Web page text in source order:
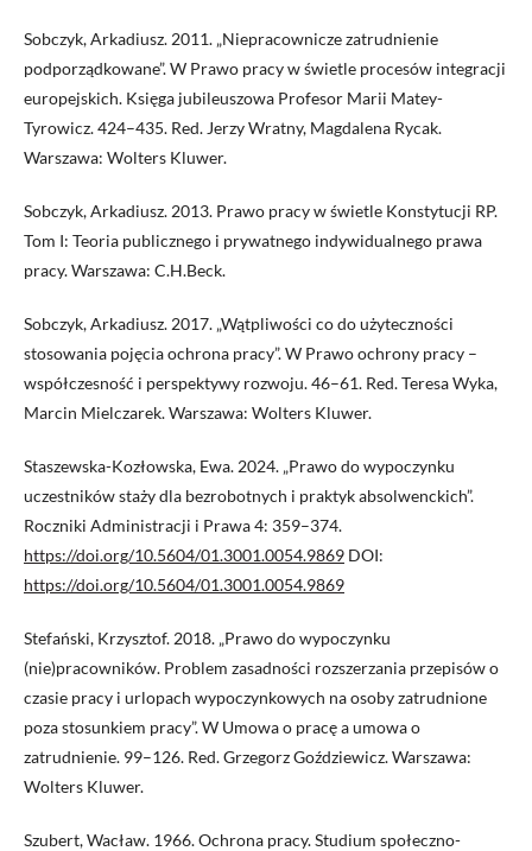
Sobczyk, Arkadiusz. 2011. „Niepracownicze zatrudnienie
podporządkowane”. W Prawo pracy w świetle procesów integracji
europejskich. Księga jubileuszowa Profesor Marii Matey­-
Tyrowicz. 424–435. Red. Jerzy Wratny, Magdalena Rycak.
Warszawa: Wolters Kluwer.
Sobczyk, Arkadiusz. 2013. Prawo pracy w świetle Konstytucji RP.
Tom I: Teoria publicznego i prywatnego indywidualnego prawa
pracy. Warszawa: C.H.Beck.
Sobczyk, Arkadiusz. 2017. „Wątpliwości co do użyteczności
stosowania pojęcia ochrona pracy”. W Prawo ochrony pracy –
współczesność i perspektywy rozwoju. 46–61. Red. Teresa Wyka,
Marcin Mielczarek. Warszawa: Wolters Kluwer.
Staszewska-Kozłowska, Ewa. 2024. „Prawo do wypoczynku
uczestników staży dla bezrobotnych i praktyk absolwenckich”.
Roczniki Administracji i Prawa 4: 359–374.
https://doi.org/10.5604/01.3001.0054.9869 DOI:
https://doi.org/10.5604/01.3001.0054.9869
Stefański, Krzysztof. 2018. „Prawo do wypoczynku
(nie)pracowników. Problem zasadności rozszerzania przepisów o
czasie pracy i urlopach wypoczynkowych na osoby zatrudnione
poza stosunkiem pracy”. W Umowa o pracę a umowa o
zatrudnienie. 99–126. Red. Grzegorz Goździewicz. Warszawa:
Wolters Kluwer.
Szubert, Wacław. 1966. Ochrona pracy. Studium społeczno-